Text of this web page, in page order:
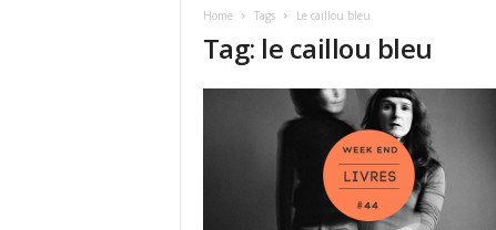
Home Tags Le caillou bleu
Tag: le caillou bleu